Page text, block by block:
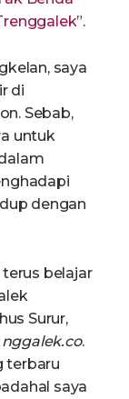
”.
saya
di
Sebab,
untuk
dengan
belajar
Surur,
nggalek.co.
terbaru
saya